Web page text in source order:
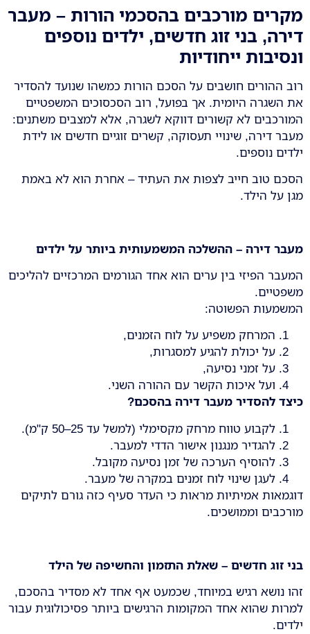
מקרים מורכבים בהסכמי הורות – מעבר
דירה, בני זוג חדשים, ילדים נוספים
ונסיבות ייחודיות
רוב ההורים חושבים על הסכם הורות כמשהו שנועד להסדיר
את השגרה היומית. אך בפועל, רוב הסכסוכים המשפטיים
המורכבים לא קשורים דווקא לשגרה, אלא למצבים משתנים:
מעבר דירה, שינויי תעסוקה, קשרים זוגיים חדשים או לידת
ילדים נוספים.
הסכם טוב חייב לצפות את העתיד – אחרת הוא לא באמת
מגן על הילד.
מעבר דירה – ההשלכה המשמעותית ביותר על ילדים
המעבר הפיזי בין ערים הוא אחד הגורמים המרכזיים להליכים
משפטיים.
המשמעות הפשוטה:
המרחק משפיע על לוח הזמנים,
על יכולת להגיע למסגרות,
על זמני נסיעה,
ועל איכות הקשר עם ההורה השני.
כיצד להסדיר מעבר דירה בהסכם?
לקבוע טווח מרחק מקסימלי (למשל עד 25–50 ק"מ).
להגדיר מנגנון אישור הדדי למעבר.
להוסיף הערכה של זמן נסיעה מקובל.
לעגן שינוי לוח זמנים במקרה של מעבר.
דוגמאות אמיתיות מראות כי העדר סעיף כזה גורם לתיקים
מורכבים וממושכים.
בני זוג חדשים – שאלת התזמון והחשיפה של הילד
זהו נושא רגיש במיוחד, שכמעט אף אחד לא מסדיר בהסכם,
למרות שהוא אחד המקומות הרגישים ביותר פסיכולוגית עבור
ילדים.